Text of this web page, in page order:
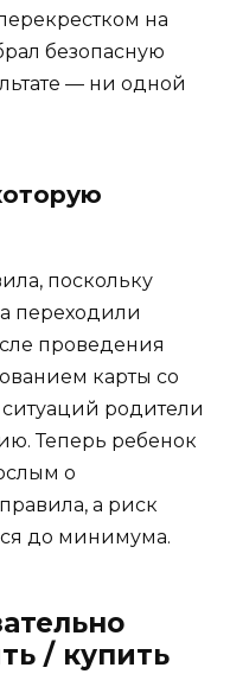
на
безопасную
— ни одной
поскольку
переходили
проведения
карты со
родители
Теперь ребенок
о
а риск
до минимума.
/ купить